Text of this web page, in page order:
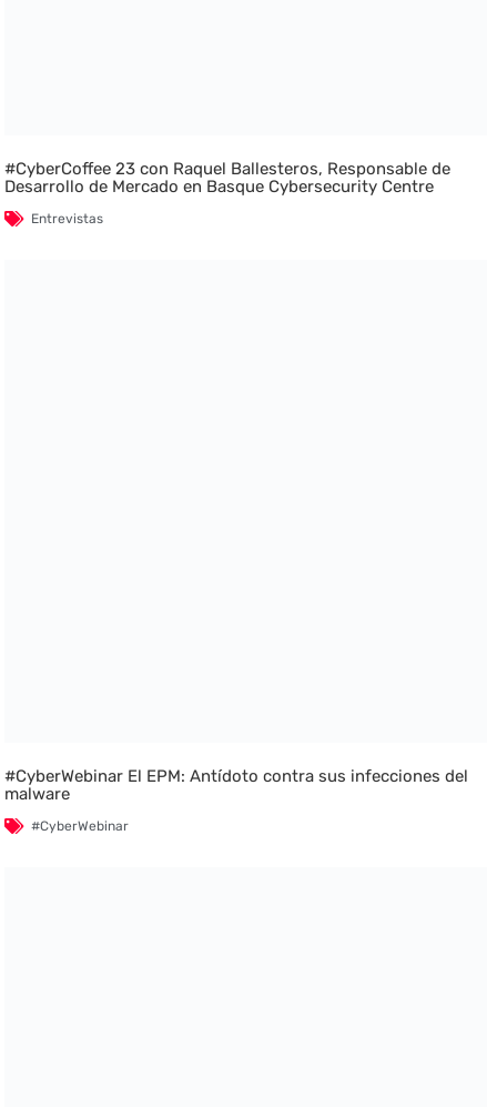
#CyberCoffee 23 con Raquel Ballesteros, Responsable de
Desarrollo de Mercado en Basque Cybersecurity Centre
Entrevistas
#CyberWebinar El EPM: Antídoto contra sus infecciones del
malware
#CyberWebinar